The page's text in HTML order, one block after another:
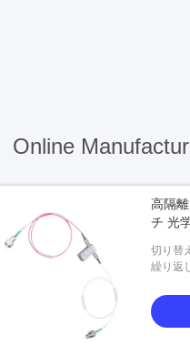
Online
高隔
チ 光
切り替
繰り返